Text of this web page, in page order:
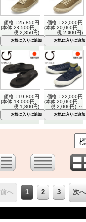
価格：25,850円
(本体 23,500円、
税 2,350円)
価格：22,000円
(本体 20,000円、
税 2,000円)
価格：19,800円
(本体 18,000円、
税 1,800円)
価格：22,000円
(本体 20,000円、
税 2,000円) ～
前へ 1 2 3 次へ